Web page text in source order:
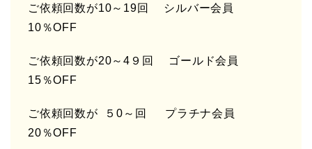
ご依頼回数が10～19回 シルバー会員
10％OFF
ご依頼回数が20～4９回 ゴールド会員
15％OFF
ご依頼回数が ５0～回 プラチナ会員
20％OFF